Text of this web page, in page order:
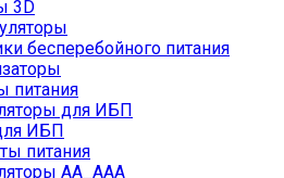
3D
бесперебойного питания
питания
для ИБП
ИБП
питания
AA_AAA